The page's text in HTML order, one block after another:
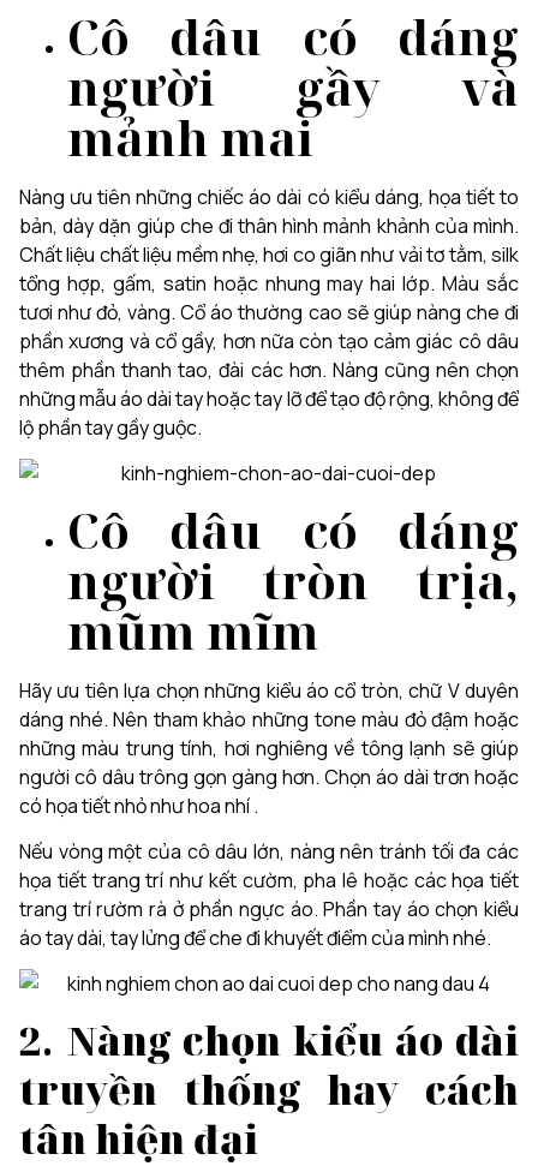
Cô dâu có dáng
người gầy và
mảnh mai
Nàng ưu tiên những chiếc áo dài có kiểu dáng, họa tiết to
bản, dày dặn giúp che đi thân hình mảnh khảnh của mình.
Chất liệu chất liệu mềm nhẹ, hơi co giãn như vải tơ tằm, silk
tổng hợp, gấm, satin hoặc nhung may hai lớp. Màu sắc
tươi như đỏ, vàng. Cổ áo thường cao sẽ giúp nàng che đi
phần xương và cổ gầy, hơn nữa còn tạo cảm giác cô dâu
thêm phần thanh tao, đài các hơn. Nàng cũng nên chọn
những mẫu áo dài tay hoặc tay lỡ để tạo độ rộng, không để
lộ phần tay gầy guộc.
Cô dâu có dáng
người tròn trịa,
mũm mĩm
Hãy ưu tiên lựa chọn những kiểu áo cổ tròn, chữ V duyên
dáng nhé. Nên tham khảo những tone màu đỏ đậm hoặc
những màu trung tính, hơi nghiêng về tông lạnh sẽ giúp
người cô dâu trông gọn gàng hơn. Chọn áo dài trơn hoặc
có họa tiết nhỏ như hoa nhí .
Nếu vòng một của cô dâu lớn, nàng nên tránh tối đa các
họa tiết trang trí như kết cườm, pha lê hoặc các họa tiết
trang trí rườm rà ở phần ngực áo. Phần tay áo chọn kiểu
áo tay dài, tay lửng để che đi khuyết điểm của mình nhé.
2. Nàng chọn kiểu áo dài
truyền thống hay cách
tân hiện đại